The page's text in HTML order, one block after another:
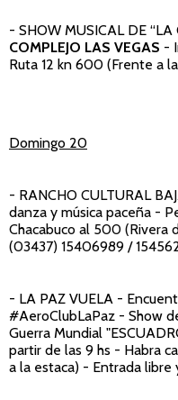
- SHOW MUSICAL DE “LA
COMPLEJO LAS VEGAS -
Ruta 12 kn 600 (Frente a
Domingo 20
- RANCHO CULTURAL
danza y música paceña -
Chacabuco al 500 (Rivera
(03437) 15406989 /
- LA PAZ VUELA -
#AeroClubLaPaz - Show
Guerra Mundial
partir de las 9 hs - Habra
a la estaca) - Entrada